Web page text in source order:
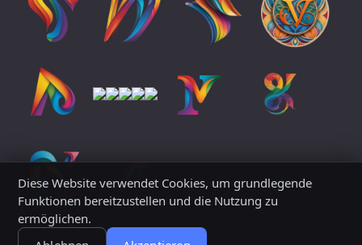
Diese Website verwendet Cookies, um grundlegende
Funktionen bereitzustellen und die Nutzung zu
ermöglichen.